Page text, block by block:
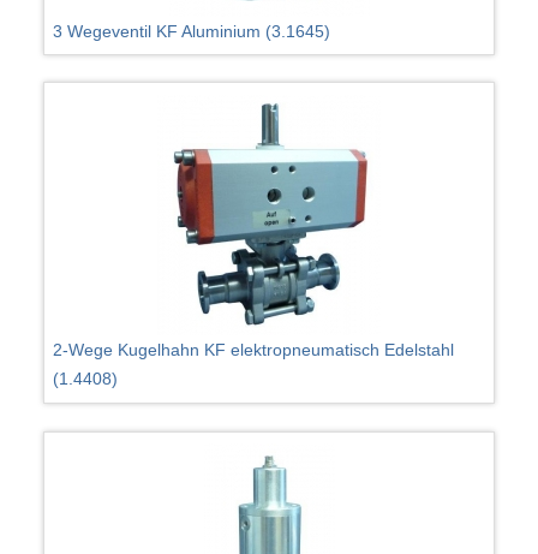
3 Wegeventil KF Aluminium (3.1645)
2-Wege Kugelhahn KF elektropneumatisch Edelstahl
(1.4408)